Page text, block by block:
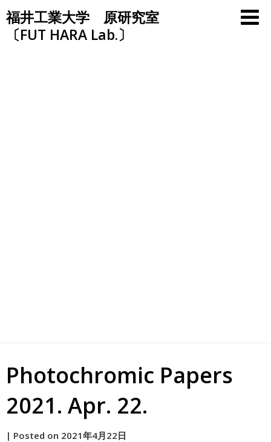
Skip
to
content
福井工業大学 原研究室
〔FUT HARA Lab.〕
Photochromic Papers
2021. Apr. 22.
by
| Posted on 2021年4月22日